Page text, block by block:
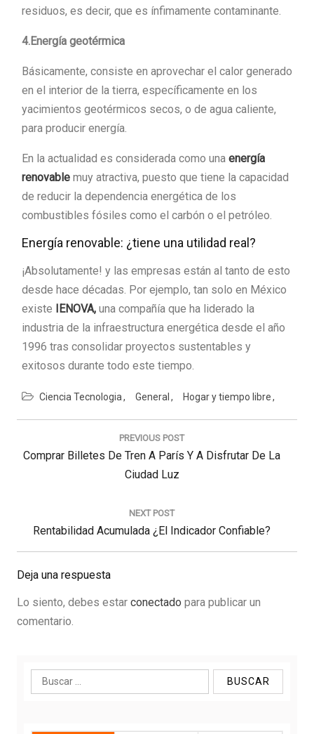
residuos, es decir, que es ínfimamente contaminante.
4.Energía geotérmica
Básicamente, consiste en aprovechar el calor generado
en el interior de la tierra, específicamente en los
yacimientos geotérmicos secos, o de agua caliente,
para producir energía.
En la actualidad es considerada como una energía
renovable muy atractiva, puesto que tiene la capacidad
de reducir la dependencia energética de los
combustibles fósiles como el carbón o el petróleo.
Energía renovable: ¿tiene una utilidad real?
¡Absolutamente! y las empresas están al tanto de esto
desde hace décadas. Por ejemplo, tan solo en México
existe IENOVA, una compañía que ha liderado la
industria de la infraestructura energética desde el año
1996 tras consolidar proyectos sustentables y
exitosos durante todo este tiempo.
Ciencia Tecnologia General Hogar y tiempo libre
PREVIOUS POST
Previous
Comprar Billetes De Tren A París Y A Disfrutar De La
Ciudad Luz
NEXT POST
Next
Post:
Rentabilidad Acumulada ¿El Indicador Confiable?
Deja una respuesta
Lo siento, debes estar conectado para publicar un
comentario.
Buscar: